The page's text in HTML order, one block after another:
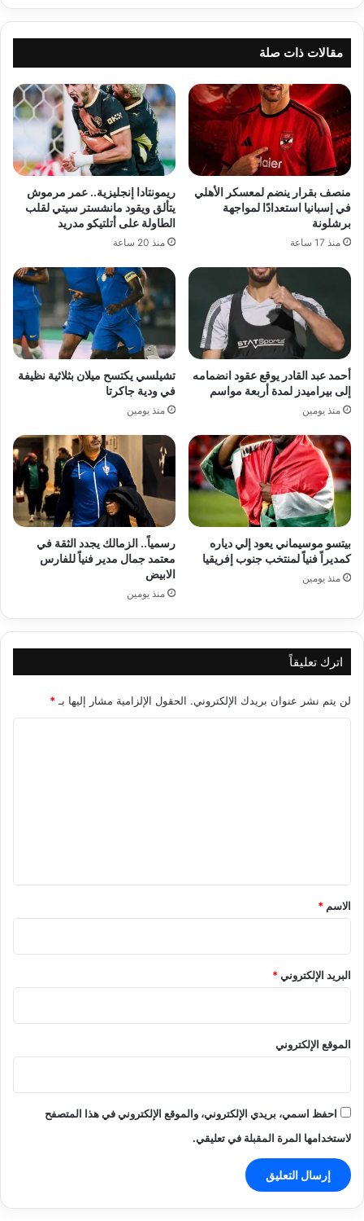
مقالات ذات صلة
منصف بقرار ينضم لمعسكر الأهلي
في إسبانيا استعدادًا لمواجهة
برشلونة
منذ 17 ساعة
ريمونتادا إنجليزية.. عمر مرموش
يتألق ويقود مانشستر سيتي لقلب
الطاولة على أتلتيكو مدريد
منذ 20 ساعة
أحمد عبد القادر يوقع عقود انضمامه
إلى بيراميدز لمدة أربعة مواسم
منذ يومين
تشيلسي يكتسح ميلان بثلاثية نظيفة
في ودية جاكرتا
منذ يومين
بيتسو موسيماني يعود إلي دياره
كمديراً فنياً لمنتخب جنوب إفريقيا
منذ يومين
رسمياً.. الزمالك يجدد الثقة في
معتمد جمال مدير فنياً للفارس
الابيض
منذ يومين
اترك تعليقاً
لن يتم نشر عنوان بريدك الإلكتروني. الحقول الإلزامية مشار إليها بـ *
*
الاسم *
البريد الإلكتروني*
الموقع الإلكتروني
احفظ اسمي، بريدي الإلكتروني، والموقع الإلكتروني في هذا المتصفح
لاستخدامها المرة المقبلة في تعليقي.